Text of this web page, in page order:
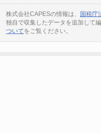
株式会社CAPESの情報は、 国税庁
独自で収集したデータを追加して
ついてをご覧ください。